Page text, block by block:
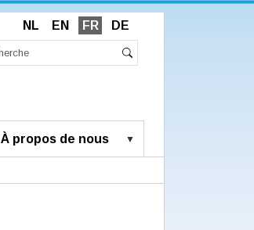
NL EN FR DE
À propos de nous